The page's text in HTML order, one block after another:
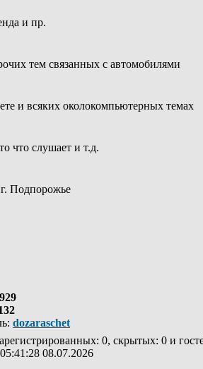
и пр.
тем связанных с автомобилями
и всяких околокомпьютерных темах
что слушает и т.д.
Подпорожье
dozaraschet
0, скрытых: 0 и
08.07.2026